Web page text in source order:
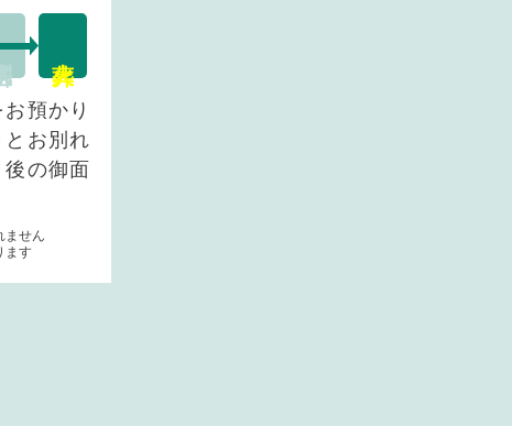
預かり
とお別れ
の御面
ません
ます